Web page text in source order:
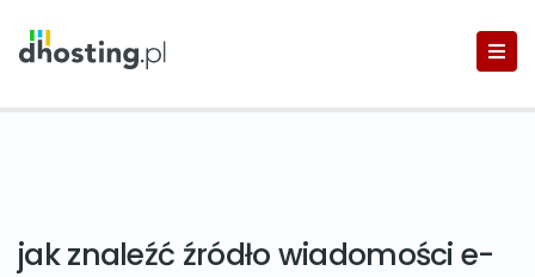
jak znaleźć źródło wiadomości e-